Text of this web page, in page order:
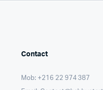
Contact
Mob: +216 22 974 387